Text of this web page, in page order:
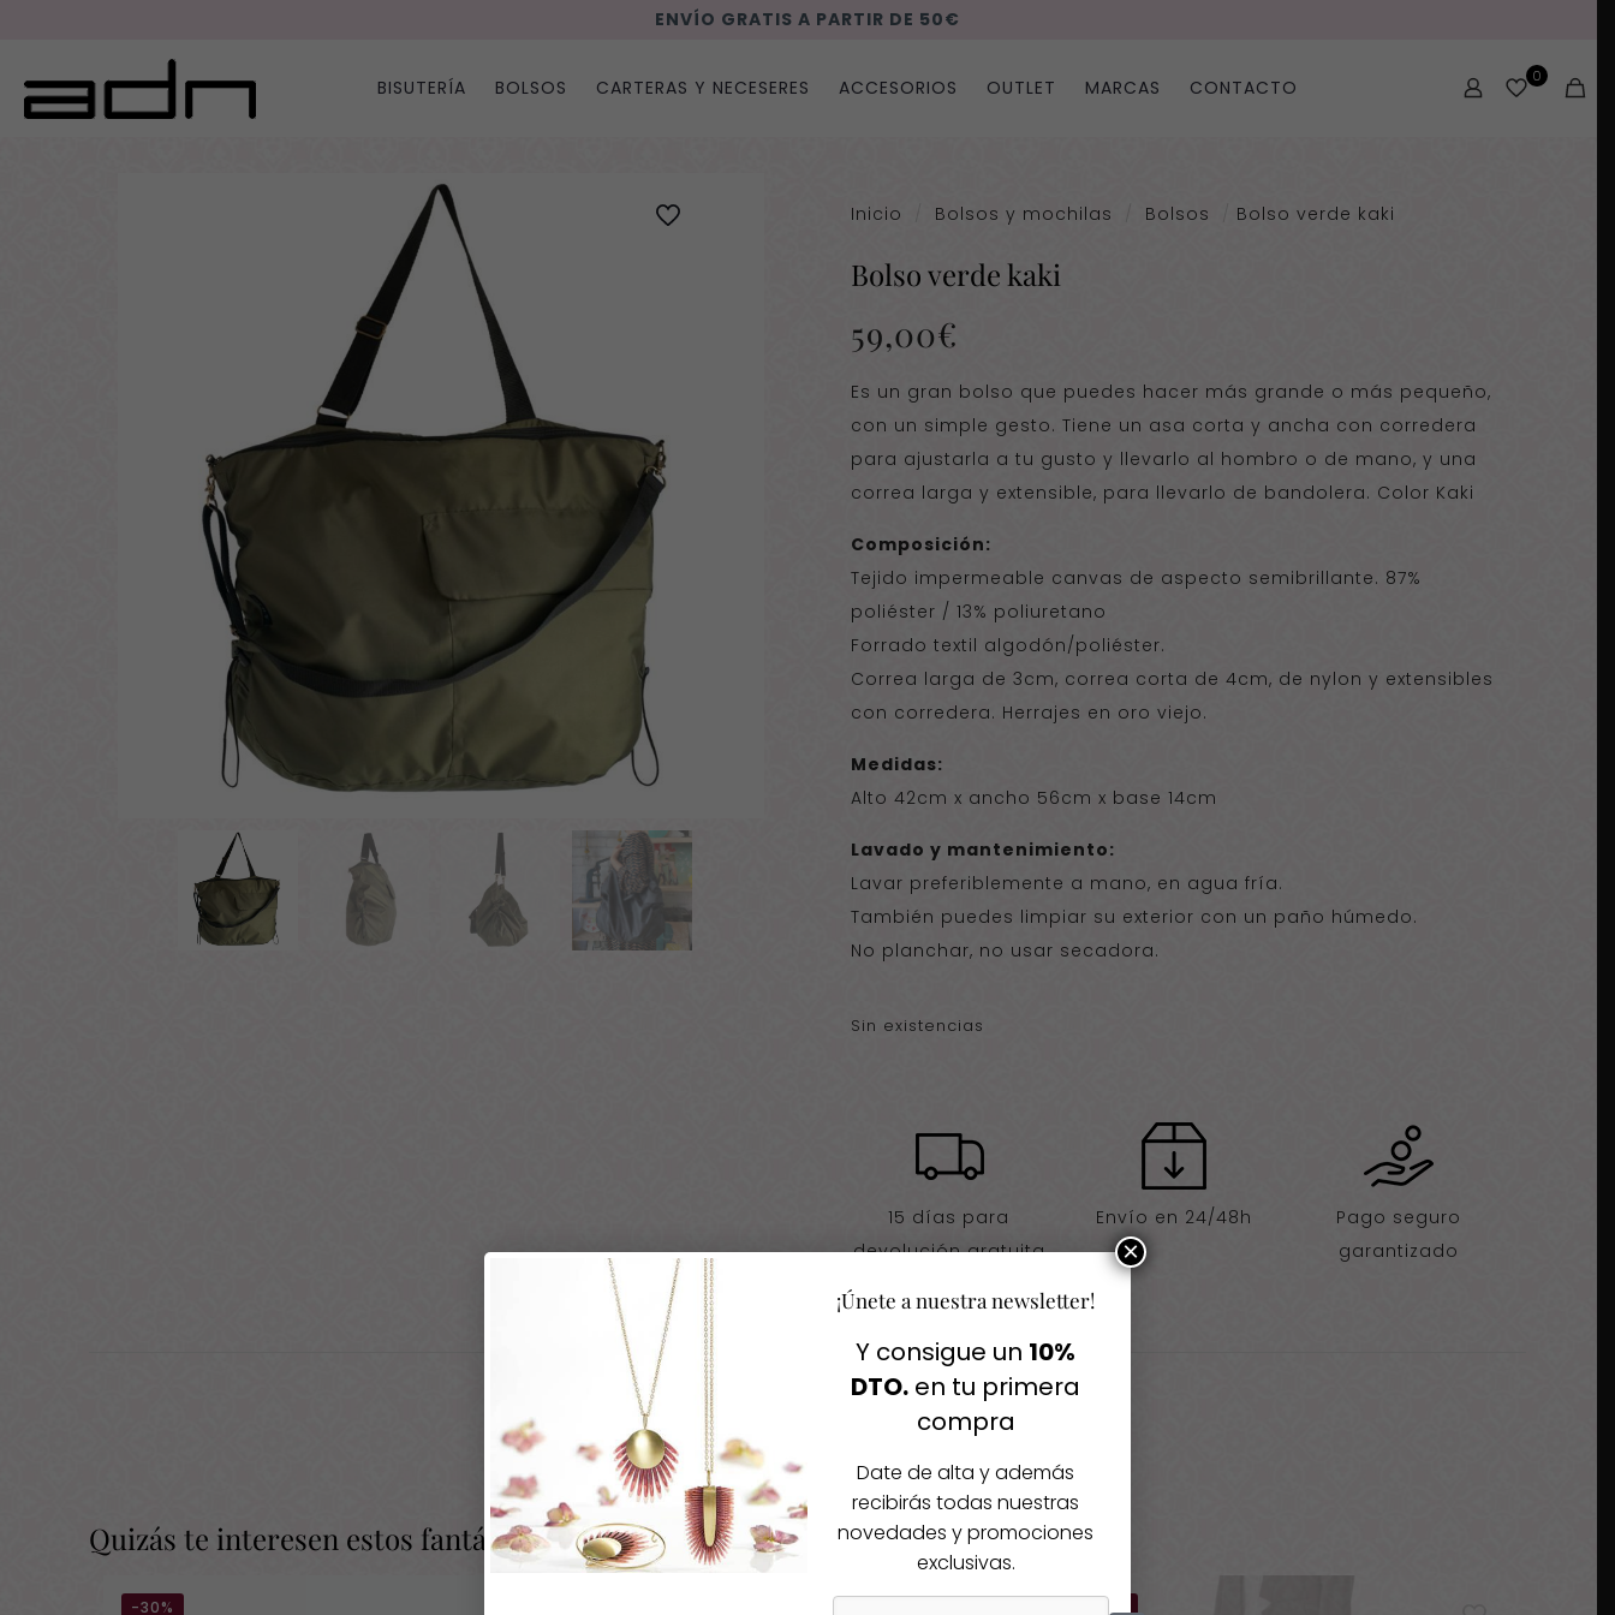
ENVÍO GRATIS A PARTIR DE 50€
BISUTERÍA BOLSOS CARTERAS Y NECESERES ACCESORIOS OUTLET MARCAS CONTACTO 0
Inicio Bolsos y mochilas Bolsos Bolso verde kaki
Bolso verde kaki
59,00€
Es un gran bolso que puedes hacer más grande o más pequeño,
con un simple gesto. Tiene un asa corta y ancha con corredera
para ajustarla a tu gusto y llevarlo al hombro o de mano, y una
correa larga y extensible, para llevarlo de bandolera. Color Kaki
Composición:
Tejido impermeable canvas de aspecto semibrillante. 87%
poliéster / 13% poliuretano
Forrado textil algodón/poliéster.
Correa larga de 3cm, correa corta de 4cm, de nylon y extensibles
con corredera. Herrajes en oro viejo.
Medidas:
Alto 42cm x ancho 56cm x base 14cm
Lavado y mantenimiento:
Lavar preferiblemente a mano, en agua fría.
También puedes limpiar su exterior con un paño húmedo.
No planchar, no usar secadora.
Sin existencias
15 días para
devolución gratuita
Envío en 24/48h
Pago seguro
garantizado
Igual te gusta
Quizás te interesen estos fantásticos productos
-30%
¡Únete a nuestra newsletter!
Y consigue un 10%
DTO. en tu primera
compra
Date de alta y además
recibirás todas nuestras
novedades y promociones
exclusivas.
×